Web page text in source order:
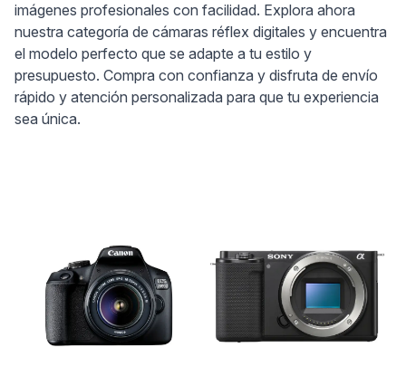
imágenes profesionales con facilidad. Explora ahora
nuestra categoría de cámaras réflex digitales y encuentra
el modelo perfecto que se adapte a tu estilo y
presupuesto. Compra con confianza y disfruta de envío
rápido y atención personalizada para que tu experiencia
sea única.